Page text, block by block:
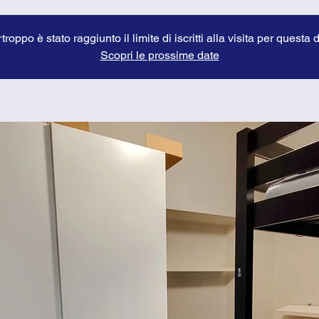
è stato raggiunto il limite di iscritti alla visita per questa
Scopri le prossime date